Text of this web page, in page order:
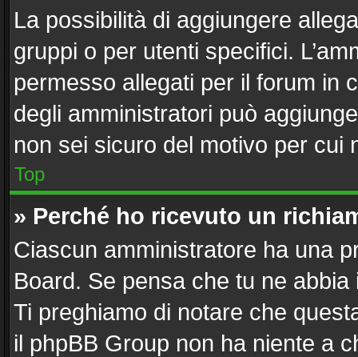
La possibilità di aggiungere
gruppi o per utenti specifici.
permesso allegati per il forum in
degli amministratori può
non sei sicuro del motivo per cui
Top
» Perché ho ricevuto un
Ciascun amministratore ha una
Board. Se pensa che tu ne
Ti preghiamo di notare che
il phpBB Group non ha niente a